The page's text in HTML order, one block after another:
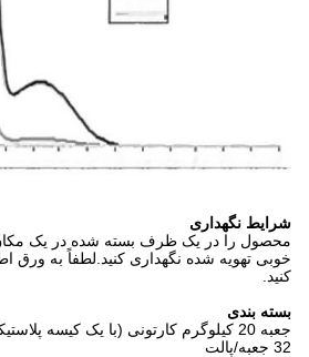
شرایط نگهداری
محصول را در یک ظرف بسته شده در یک
خوبی تهویه شده نگهداری کنید.لطفاً به ورق
کنید.
بسته بندی
جعبه 20 کیلوگرم کارتونی (با یک کیسه پلاستیکی دوگانه)
32 جعبه/پالت